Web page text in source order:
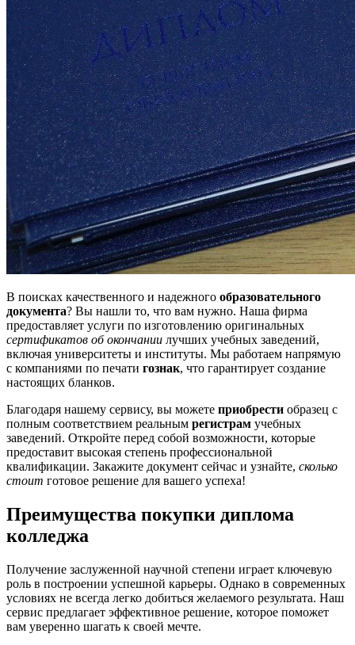
В поисках качественного и надежного образовательного
документа? Вы нашли то, что вам нужно. Наша фирма
предоставляет услуги по изготовлению оригинальных
сертификатов об окончании лучших учебных заведений,
включая университеты и институты. Мы работаем напрямую
с компаниями по печати гознак, что гарантирует создание
настоящих бланков.
Благодаря нашему сервису, вы можете приобрести образец с
полным соответствием реальным регистрам учебных
заведений. Откройте перед собой возможности, которые
предоставит высокая степень профессиональной
квалификации. Закажите документ сейчас и узнайте, сколько
стоит готовое решение для вашего успеха!
Преимущества покупки диплома
колледжа
Получение заслуженной научной степени играет ключевую
роль в построении успешной карьеры. Однако в современных
условиях не всегда легко добиться желаемого результата. Наш
сервис предлагает эффективное решение, которое поможет
вам уверенно шагать к своей мечте.